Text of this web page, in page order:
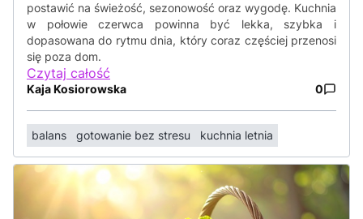
postawić na świeżość, sezonowość oraz wygodę. Kuchnia
w połowie czerwca powinna być lekka, szybka i
dopasowana do rytmu dnia, który coraz częściej przenosi
się poza dom.
Czytaj całość
Kaja Kosiorowska 0
balans gotowanie bez stresu kuchnia letnia